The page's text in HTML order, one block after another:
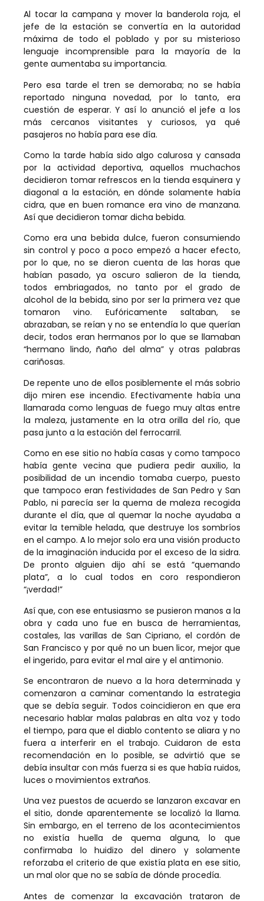
Al tocar la campana y mover la banderola roja, el
jefe de la estación se convertía en la autoridad
máxima de todo el poblado y por su misterioso
lenguaje incomprensible para la mayoría de la
gente aumentaba su importancia.
Pero esa tarde el tren se demoraba; no se había
reportado ninguna novedad, por lo tanto, era
cuestión de esperar. Y así lo anunció el jefe a los
más cercanos visitantes y curiosos, ya qué
pasajeros no había para ese día.
Como la tarde había sido algo calurosa y cansada
por la actividad deportiva, aquellos muchachos
decidieron tomar refrescos en la tienda esquinera y
diagonal a la estación, en dónde solamente había
cidra, que en buen romance era vino de manzana.
Así que decidieron tomar dicha bebida.
Como era una bebida dulce, fueron consumiendo
sin control y poco a poco empezó a hacer efecto,
por lo que, no se dieron cuenta de las horas que
habían pasado, ya oscuro salieron de la tienda,
todos embriagados, no tanto por el grado de
alcohol de la bebida, sino por ser la primera vez que
tomaron vino. Eufóricamente saltaban, se
abrazaban, se reían y no se entendía lo que querían
decir, todos eran hermanos por lo que se llamaban
“hermano lindo, ñaño del alma” y otras palabras
cariñosas.
De repente uno de ellos posiblemente el más sobrio
dijo miren ese incendio. Efectivamente había una
llamarada como lenguas de fuego muy altas entre
la maleza, justamente en la otra orilla del río, que
pasa junto a la estación del ferrocarril.
Como en ese sitio no había casas y como tampoco
había gente vecina que pudiera pedir auxilio, la
posibilidad de un incendio tomaba cuerpo, puesto
que tampoco eran festividades de San Pedro y San
Pablo, ni parecía ser la quema de maleza recogida
durante el día, que al quemar la noche ayudaba a
evitar la temible helada, que destruye los sombríos
en el campo. A lo mejor solo era una visión producto
de la imaginación inducida por el exceso de la sidra.
De pronto alguien dijo ahí se está “quemando
plata”, a lo cual todos en coro respondieron
“¡verdad!”
Así que, con ese entusiasmo se pusieron manos a la
obra y cada uno fue en busca de herramientas,
costales, las varillas de San Cipriano, el cordón de
San Francisco y por qué no un buen licor, mejor que
el ingerido, para evitar el mal aire y el antimonio.
Se encontraron de nuevo a la hora determinada y
comenzaron a caminar comentando la estrategia
que se debía seguir. Todos coincidieron en que era
necesario hablar malas palabras en alta voz y todo
el tiempo, para que el diablo contento se aliara y no
fuera a interferir en el trabajo. Cuidaron de esta
recomendación en lo posible, se advirtió que se
debía insultar con más fuerza si es que había ruidos,
luces o movimientos extraños.
Una vez puestos de acuerdo se lanzaron excavar en
el sitio, donde aparentemente se localizó la llama.
Sin embargo, en el terreno de los acontecimientos
no existía huella de quema alguna, lo que
confirmaba lo huidizo del dinero y solamente
reforzaba el criterio de que existía plata en ese sitio,
un mal olor que no se sabía de dónde procedía.
Antes de comenzar la excavación trataron de